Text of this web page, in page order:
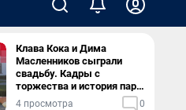
Клава Кока и Дима
Масленников сыграли
свадьбу. Кадры с
торжества и история пары
— в видео
4 просмотра 0